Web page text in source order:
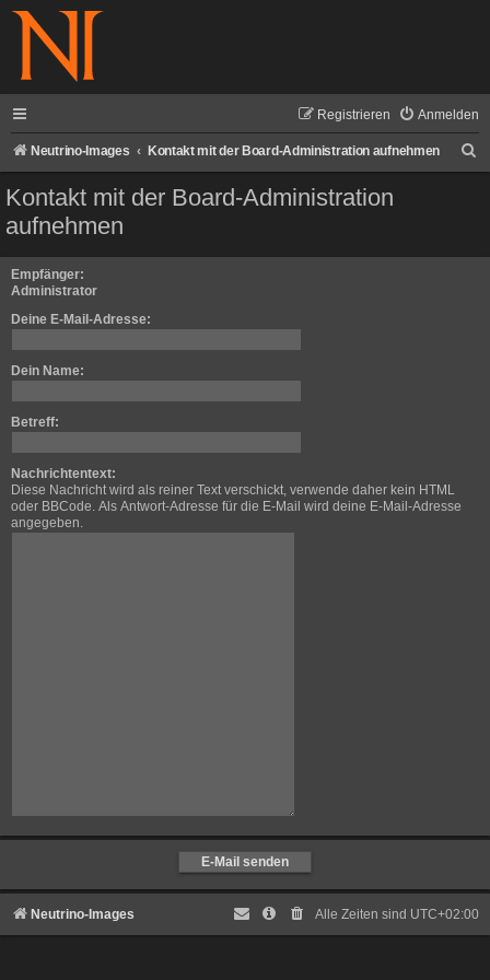
Anmelden
Registrieren
Neutrino-Images Kontakt mit der Board-Administration aufnehmen
Kontakt mit der Board-Administration
aufnehmen
Empfänger:
Administrator
Deine E-Mail-Adresse:
Dein Name:
Betreff:
Nachrichtentext:
Diese Nachricht wird als reiner Text verschickt, verwende daher kein HTML
oder BBCode. Als Antwort-Adresse für die E-Mail wird deine E-Mail-Adresse
angegeben.
Neutrino-Images Alle Zeiten sind UTC+02:00